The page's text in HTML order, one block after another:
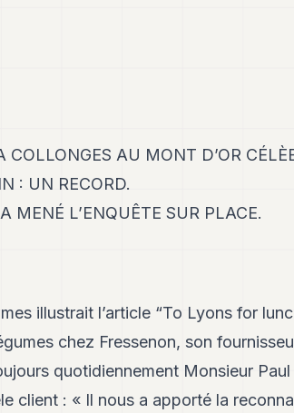
AU MONT D’OR
: UN RECORD.
MENÉ L’ENQUÊTE SUR PLACE.
illustrait l’article “To Lyons for
chez Fressenon, son
quotidiennement Monsieur
client : « Il nous a apporté la